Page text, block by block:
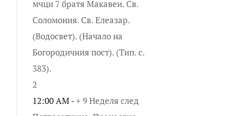
мчци 7 братя Макавеи. Св.
Соломония. Св. Елеазар.
(Водосвет). (Начало на
Богородичния пост). (Тип. с.
383).
2
12:00 AM -+ 9 Неделя след